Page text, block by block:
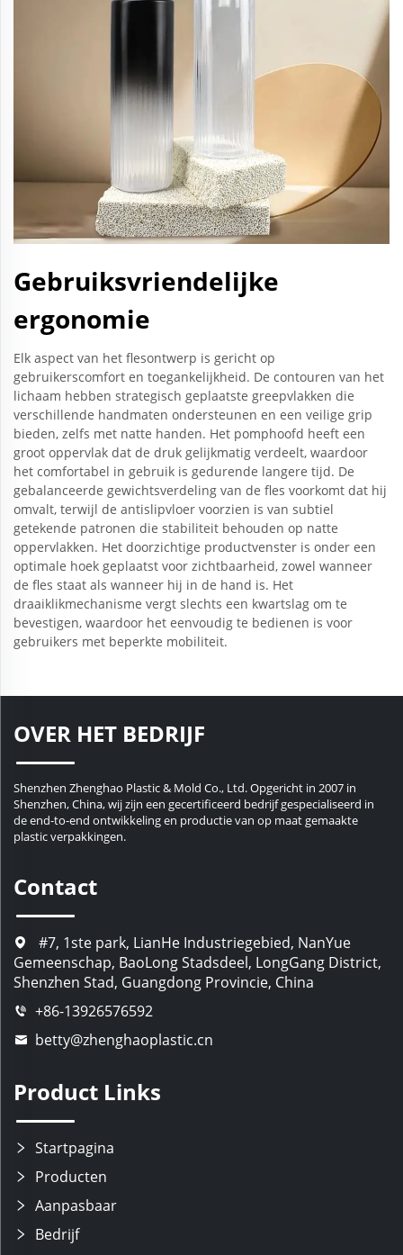
Gebruiksvriendelijke
ergonomie
Elk aspect van het flesontwerp is gericht op
gebruikerscomfort en toegankelijkheid. De contouren van het
lichaam hebben strategisch geplaatste greepvlakken die
verschillende handmaten ondersteunen en een veilige grip
bieden, zelfs met natte handen. Het pomphoofd heeft een
groot oppervlak dat de druk gelijkmatig verdeelt, waardoor
het comfortabel in gebruik is gedurende langere tijd. De
gebalanceerde gewichtsverdeling van de fles voorkomt dat hij
omvalt, terwijl de antislipvloer voorzien is van subtiel
getekende patronen die stabiliteit behouden op natte
oppervlakken. Het doorzichtige productvenster is onder een
optimale hoek geplaatst voor zichtbaarheid, zowel wanneer
de fles staat als wanneer hij in de hand is. Het
draaiklikmechanisme vergt slechts een kwartslag om te
bevestigen, waardoor het eenvoudig te bedienen is voor
gebruikers met beperkte mobiliteit.
OVER HET BEDRIJF
Shenzhen Zhenghao Plastic & Mold Co., Ltd. Opgericht in 2007 in
Shenzhen, China, wij zijn een gecertificeerd bedrijf gespecialiseerd in
de end-to-end ontwikkeling en productie van op maat gemaakte
plastic verpakkingen.
Contact
#7, 1ste park, LianHe Industriegebied, NanYue
Gemeenschap, BaoLong Stadsdeel, LongGang District,
Shenzhen Stad, Guangdong Provincie, China
+86-13926576592
betty@zhenghaoplastic.cn
Product Links
Startpagina
Producten
Aanpasbaar
Bedrijf